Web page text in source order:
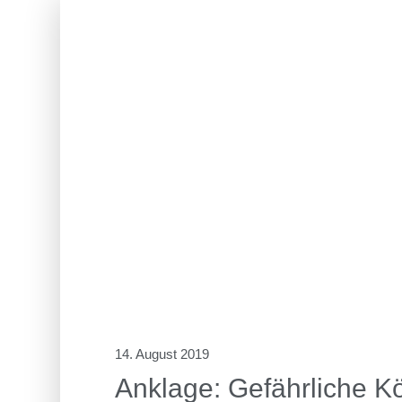
14. August 2019
Anklage: Gefährliche